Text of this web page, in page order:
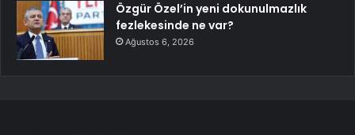
Özgür Özel’in yeni dokunulmazlık
fezlekesinde ne var?
Ağustos 6, 2026